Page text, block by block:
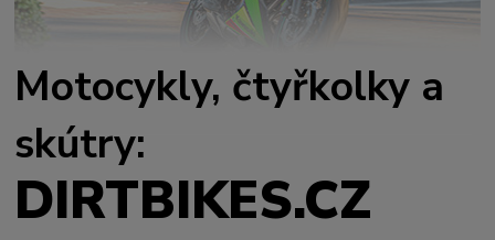
Motocykly, čtyřkolky a
skútry:
DIRTBIKES.CZ